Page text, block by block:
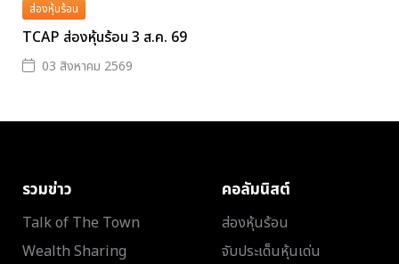
ส่องหุ้นร้อน
TCAP ส่องหุ้นร้อน 3 ส.ค. 69
03 สิงหาคม 2569
รวมข่าว
Talk of The Town
Wealth Sharing
คอลัมนิสต์
ส่องหุ้นร้อน
จับประเด็นหุ้นเด่น